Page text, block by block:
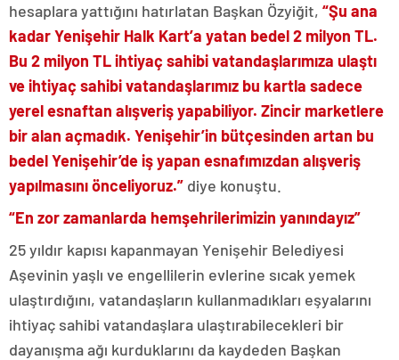
hesaplara yattığını hatırlatan Başkan Özyiğit, “Şu ana
kadar Yenişehir Halk Kart’a yatan bedel 2 milyon TL.
Bu 2 milyon TL ihtiyaç sahibi vatandaşlarımıza ulaştı
ve ihtiyaç sahibi vatandaşlarımız bu kartla sadece
yerel esnaftan alışveriş yapabiliyor. Zincir marketlere
bir alan açmadık. Yenişehir’in bütçesinden artan bu
bedel Yenişehir’de iş yapan esnafımızdan alışveriş
yapılmasını önceliyoruz.” diye konuştu.
“En zor zamanlarda hemşehrilerimizin yanındayız”
25 yıldır kapısı kapanmayan Yenişehir Belediyesi
Aşevinin yaşlı ve engellilerin evlerine sıcak yemek
ulaştırdığını, vatandaşların kullanmadıkları eşyalarını
ihtiyaç sahibi vatandaşlara ulaştırabilecekleri bir
dayanışma ağı kurduklarını da kaydeden Başkan